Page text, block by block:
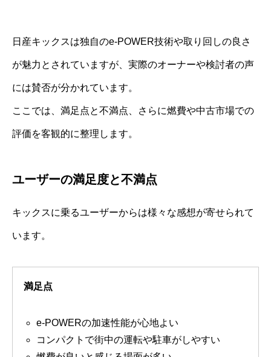
日産キックスは独自のe-POWER技術や取り回しの良さ
が魅力とされていますが、実際のオーナーや検討者の声
には賛否が分かれています。
ここでは、満足点と不満点、さらに燃費や中古市場での
評価を客観的に整理します。
ユーザーの満足度と不満点
キックスに乗るユーザーからは様々な感想が寄せられて
います。
満足点
e-POWERの加速性能が心地よい
コンパクトで街中の運転や駐車がしやすい